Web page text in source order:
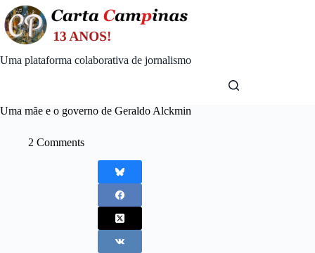
Skip
to
content
Uma plataforma colaborativa de jornalismo
Uma mãe e o governo de Geraldo Alckmin
2 Comments